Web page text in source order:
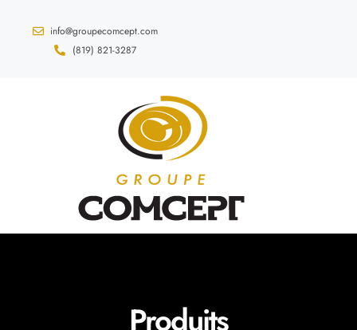
info@groupecomcept.com
(819) 821-3287
Produits